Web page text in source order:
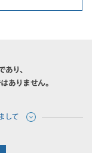
り、
ありません。